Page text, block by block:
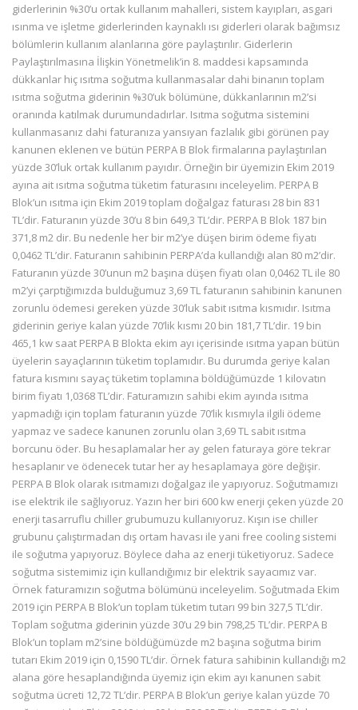
giderlerinin %30’u ortak kullanım mahalleri, sistem kayıpları, asgari
ısınma ve işletme giderlerinden kaynaklı ısı giderleri olarak bağımsız
bölümlerin kullanım alanlarına göre paylaştırılır. Giderlerin
Paylaştırılmasına İlişkin Yönetmelik’in 8. maddesi kapsamında
dükkanlar hiç ısıtma soğutma kullanmasalar dahi binanın toplam
ısıtma soğutma giderinin %30’uk bölümüne, dükkanlarının m2’si
oranında katılmak durumundadırlar. Isıtma soğutma sistemini
kullanmasanız dahi faturanıza yansıyan fazlalık gibi görünen pay
kanunen eklenen ve bütün PERPA B Blok firmalarına paylaştırılan
yüzde 30’luk ortak kullanım payıdır. Örneğin bir üyemizin Ekim 2019
ayına ait ısıtma soğutma tüketim faturasını inceleyelim. PERPA B
Blok’un ısıtma için Ekim 2019 toplam doğalgaz faturası 28 bin 831
TL’dir. Faturanın yüzde 30’u 8 bin 649,3 TL’dir. PERPA B Blok 187 bin
371,8 m2 dir. Bu nedenle her bir m2’ye düşen birim ödeme fiyatı
0,0462 TL’dir. Faturanın sahibinin PERPA’da kullandığı alan 80 m2’dir.
Faturanın yüzde 30’unun m2 başına düşen fiyatı olan 0,0462 TL ile 80
m2’yi çarptığımızda bulduğumuz 3,69 TL faturanın sahibinin kanunen
zorunlu ödemesi gereken yüzde 30’luk sabit ısıtma kısmıdır. Isıtma
giderinin geriye kalan yüzde 70’lik kısmı 20 bin 181,7 TL’dir. 19 bin
465,1 kw saat PERPA B Blokta ekim ayı içerisinde ısıtma yapan bütün
üyelerin sayaçlarının tüketim toplamıdır. Bu durumda geriye kalan
fatura kısmını sayaç tüketim toplamına böldüğümüzde 1 kilovatın
birim fiyatı 1,0368 TL’dir. Faturamızın sahibi ekim ayında ısıtma
yapmadığı için toplam faturanın yüzde 70’lik kısmıyla ilgili ödeme
yapmaz ve sadece kanunen zorunlu olan 3,69 TL sabit ısıtma
borcunu öder. Bu hesaplamalar her ay gelen faturaya göre tekrar
hesaplanır ve ödenecek tutar her ay hesaplamaya göre değişir.
PERPA B Blok olarak ısıtmamızı doğalgaz ile yapıyoruz. Soğutmamızı
ise elektrik ile sağlıyoruz. Yazın her biri 600 kw enerji çeken yüzde 20
enerji tasarruflu chiller grubumuzu kullanıyoruz. Kışın ise chiller
grubunu çalıştırmadan dış ortam havası ile yani free cooling sistemi
ile soğutma yapıyoruz. Böylece daha az enerji tüketiyoruz. Sadece
soğutma sistemimiz için kullandığımız bir elektrik sayacımız var.
Örnek faturamızın soğutma bölümünü inceleyelim. Soğutmada Ekim
2019 için PERPA B Blok’un toplam tüketim tutarı 99 bin 327,5 TL’dir.
Toplam soğutma giderinin yüzde 30’u 29 bin 798,25 TL’dir. PERPA B
Blok’un toplam m2’sine böldüğümüzde m2 başına soğutma birim
tutarı Ekim 2019 için 0,1590 TL’dir. Örnek fatura sahibinin kullandığı m2
alana göre hesaplandığında üyemiz için ekim ayı kanunen sabit
soğutma ücreti 12,72 TL’dir. PERPA B Blok’un geriye kalan yüzde 70